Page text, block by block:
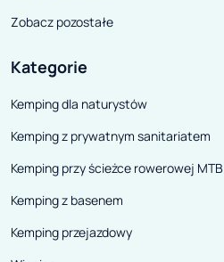
Zobacz pozostałe
Kategorie
Kemping dla naturystów
Kemping z prywatnym sanitariatem
Kemping przy ścieżce rowerowej MTB
Kemping z basenem
Kemping przejazdowy